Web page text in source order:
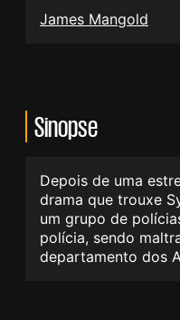
James Mangold
Sinopse
Depois de uma
drama que trouxe
um grupo de
polícia, sendo
departamento dos